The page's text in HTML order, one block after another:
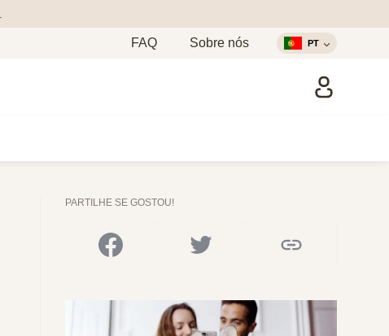
FAQ Sobre nós PT
PARTILHE SE GOSTOU!